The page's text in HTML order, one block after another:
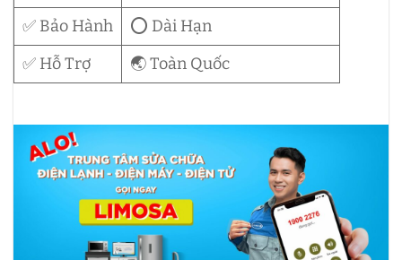
✅ Bảo Hành
⭕ Dài Hạn
✅ Hỗ Trợ
🌏 Toàn Quốc